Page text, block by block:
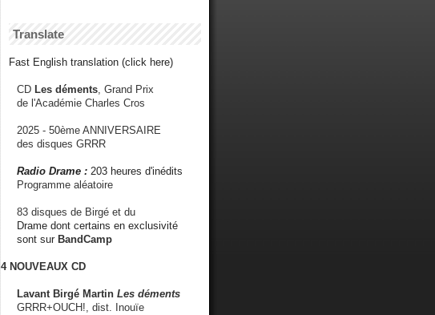
Translate
Fast English translation (click here)
CD Les déments , Grand Prix
de l'Académie Charles Cros
2025 - 50ème ANNIVERSAIRE
des disques GRRR
Radio Drame : 203 heures d'inédits
Programme aléatoire
83 disques de Birgé et du
Drame dont certains en exclusivité
sont sur BandCamp
4 NOUVEAUX CD
Lavant Birgé Martin Les déments
GRRR+OUCH!, dist. Inouïe